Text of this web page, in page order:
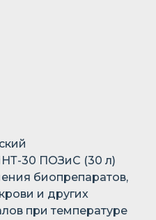
30 ПОЗиС (30 л)
биопрепаратов,
и других
при температуре